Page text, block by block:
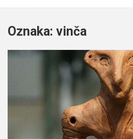
Oznaka: vinča